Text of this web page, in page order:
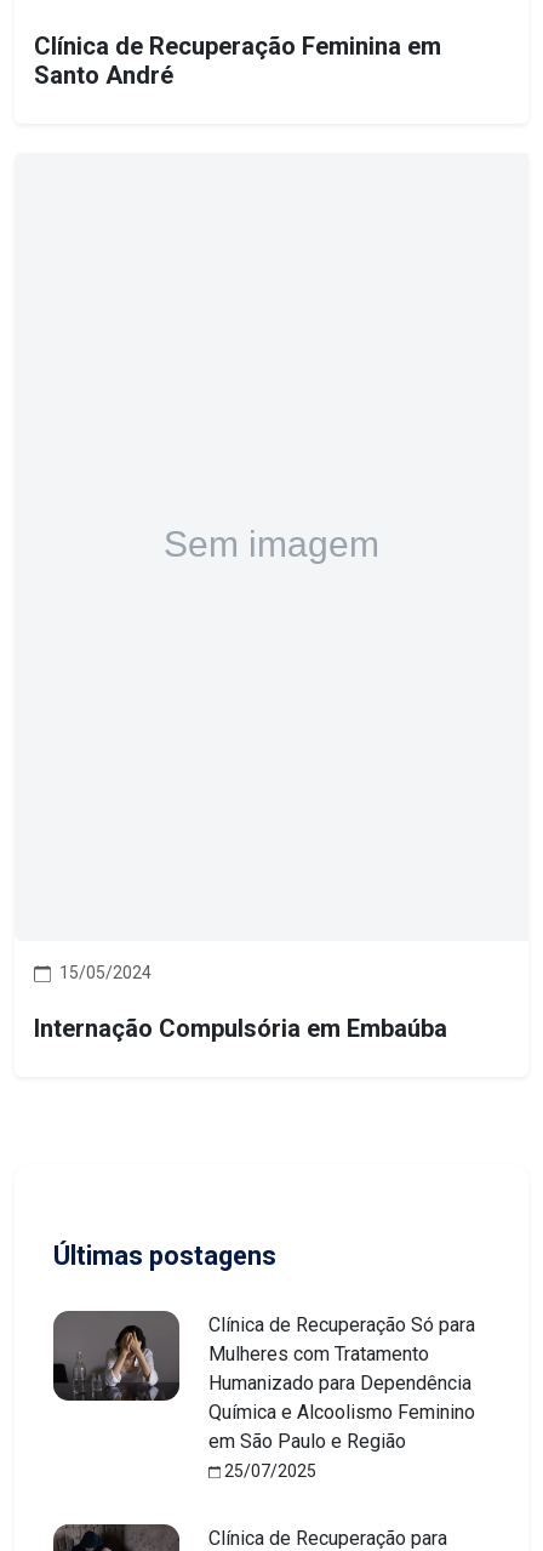
Clínica de Recuperação Feminina em
Santo André
15/05/2024
Internação Compulsória em Embaúba
Últimas postagens
Clínica de Recuperação Só para
Mulheres com Tratamento
Humanizado para Dependência
Química e Alcoolismo Feminino
em São Paulo e Região
25/07/2025
Clínica de Recuperação para